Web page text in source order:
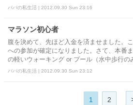
パパの私生活 | 2012.09.30 Sun 23:16
マラソン初心者
腹を決めて、先ほど入金を済ませました。
への参加が確定になりました。さて、本番
の軽いウォーキング or プール（水中歩行の
パパの私生活 | 2012.09.30 Sun 23:12
1 2